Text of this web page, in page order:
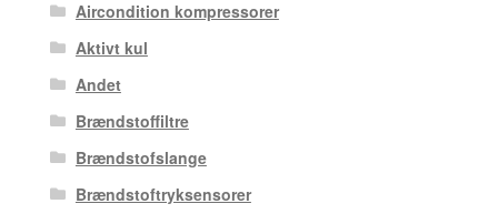
Aircondition kompressorer
Aktivt kul
Andet
Brændstoffiltre
Brændstofslange
Brændstoftryksensorer